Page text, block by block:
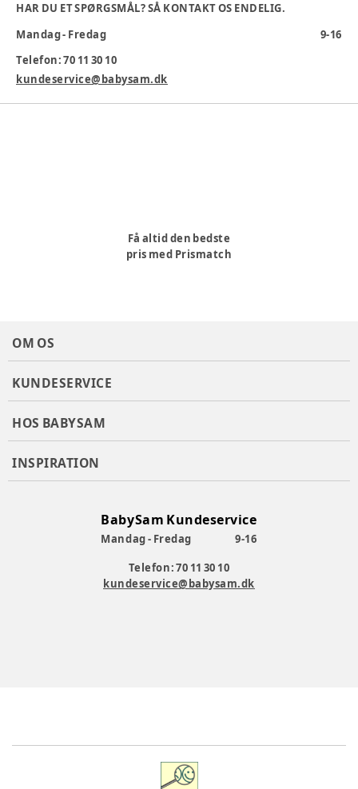
HAR DU ET SPØRGSMÅL? SÅ KONTAKT OS ENDELIG.
Mandag - Fredag
9-16
Telefon: 70 11 30 10
kundeservice@babysam.dk
Få altid den bedste
pris med Prismatch
OM OS
KUNDESERVICE
HOS BABYSAM
INSPIRATION
BabySam Kundeservice
Mandag - Fredag
9-16
Telefon: 70 11 30 10
kundeservice@babysam.dk